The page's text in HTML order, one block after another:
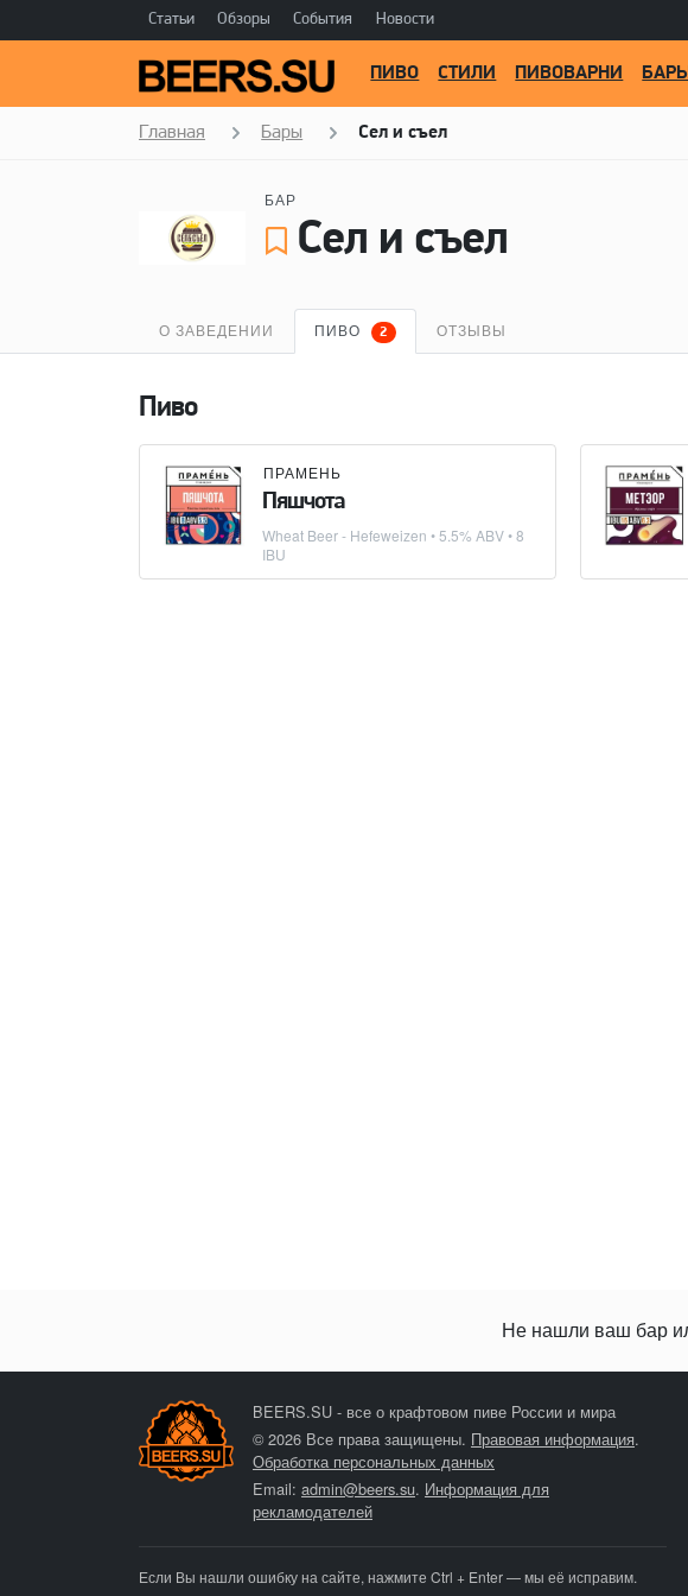
Статьи Обзоры События Новости
ПИВО СТИЛИ ПИВОВАРНИ
Главная Бары Сел и съел
БАР
Сел и съел
О ЗАВЕДЕНИИ ПИВО 2 ОТЗЫВЫ
Пиво
ПРАМЕНЬ
Пяшчота
Wheat Beer - Hefeweizen • 5.5% ABV • 8
IBU
Не нашли ваш бар
BEERS.SU - все о крафтовом пиве России и мира
© 2026 Все права защищены. Правовая информация.
Обработка персональных данных
Email: admin@beers.su. Информация для
рекламодателей
Если Вы нашли ошибку на сайте, нажмите Ctrl + Enter — мы её исправим.